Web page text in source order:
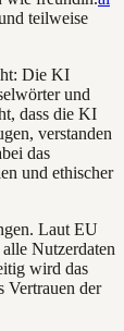
teilweise
Die KI
und
dass die KI
verstanden
das
und ethischer
Laut EU
Nutzerdaten
wird das
Vertrauen der